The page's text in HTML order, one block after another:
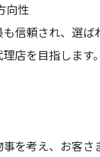
向性
信頼され、選ば
店を目指します。
を考え、お客さ